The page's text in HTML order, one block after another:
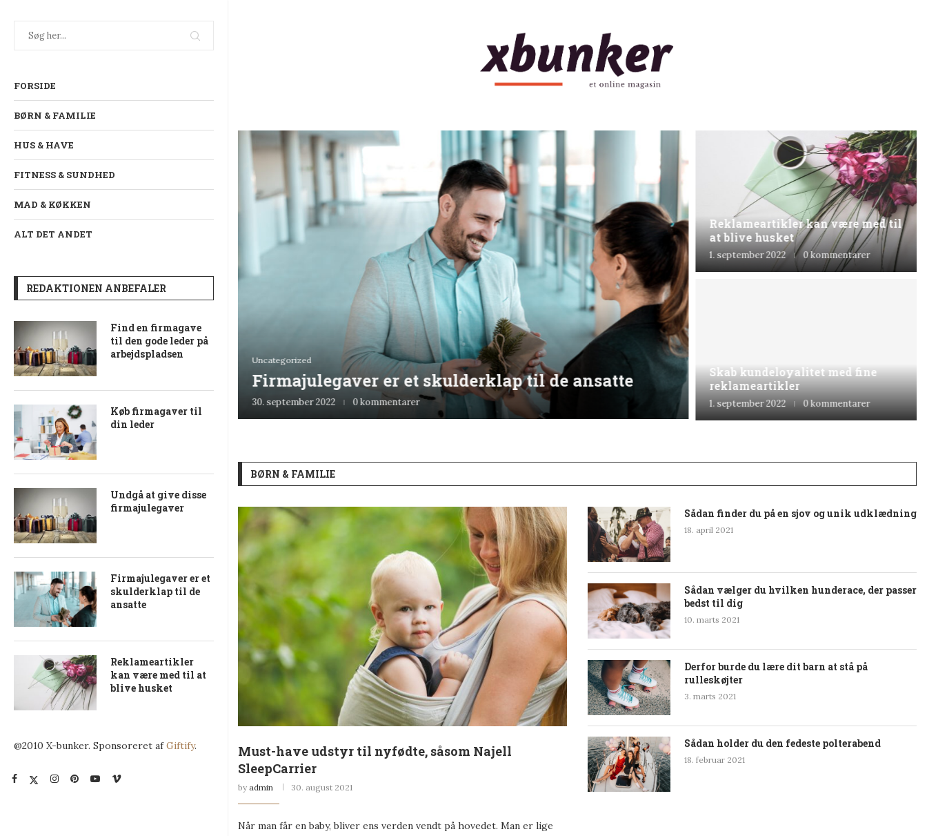
FORSIDE
BØRN & FAMILIE
HUS & HAVE
FITNESS & SUNDHED
MAD & KØKKEN
ALT DET ANDET
REDAKTIONEN ANBEFALER
Find en firmagave
til den gode leder på
arbejdspladsen
Køb firmagaver til
din leder
Undgå at give disse
firmajulegaver
Firmajulegaver er et
skulderklap til de
ansatte
Reklameartikler
kan være med til at
blive husket
@2010 X-bunker. Sponsoreret afGiftify.
Køb firmagaver til din leder
Undgå at give disse
30. september 2022
Uncategorized
Firmajulegaver er et skulderklap til de ansatte
30. september 2022 0 kommentarer
Reklameartikler kan være med til
at blive husket
1. september 2022 0 kommentarer
Skab kundeloyalitet med fine
reklameartikler
1. september 2022 0 kommentarer
BØRN & FAMILIE
Must-have udstyr til nyfødte, såsom Najell
SleepCarrier
by admin 30. august 2021
Når man får en baby, bliver ens verden vendt på hovedet. Man er lige
Sådan finder du på en sjov og unik udklædning
18. april 2021
Sådan vælger du hvilken hunderace, der passer
bedst til dig
10. marts 2021
Derfor burde du lære dit barn at stå på
rulleskøjter
3. marts 2021
Sådan holder du den fedeste polterabend
18. februar 2021